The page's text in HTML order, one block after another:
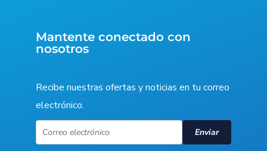
Mantente conectado con
nosotros
Recibe nuestras ofertas y noticias en tu correo
electrónico.